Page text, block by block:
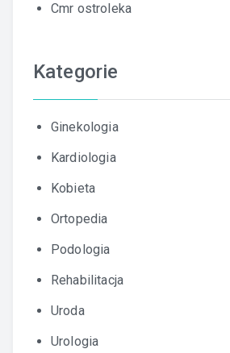
Cmr ostroleka
Kategorie
Ginekologia
Kardiologia
Kobieta
Ortopedia
Podologia
Rehabilitacja
Uroda
Urologia